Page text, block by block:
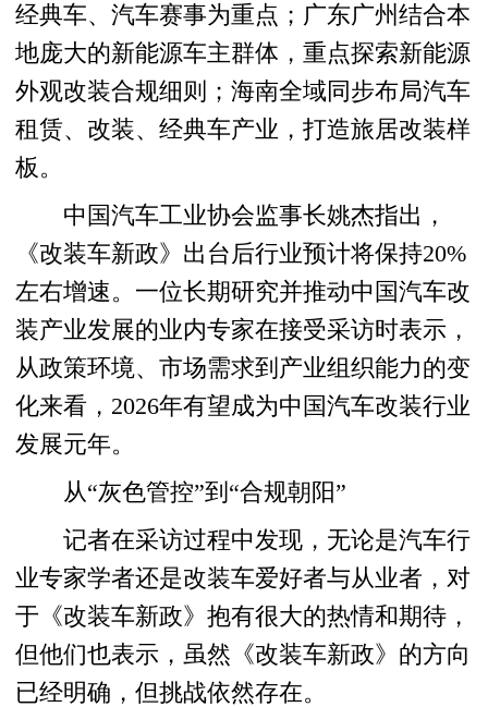
经典车、汽车赛事为重点；广东广州结合本
地庞大的新能源车主群体，重点探索新能源
外观改装合规细则；海南全域同步布局汽车
租赁、改装、经典车产业，打造旅居改装样
板。
中国汽车工业协会监事长姚杰指出，
《改装车新政》出台后行业预计将保持20%
左右增速。一位长期研究并推动中国汽车改
装产业发展的业内专家在接受采访时表示，
从政策环境、市场需求到产业组织能力的变
化来看，2026年有望成为中国汽车改装行业
发展元年。
从“灰色管控”到“合规朝阳”
记者在采访过程中发现，无论是汽车行
业专家学者还是改装车爱好者与从业者，对
于《改装车新政》抱有很大的热情和期待，
但他们也表示，虽然《改装车新政》的方向
已经明确，但挑战依然存在。